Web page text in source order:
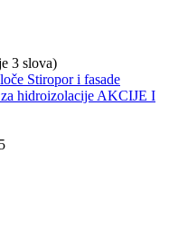
3 slova)
Stiropor i fasade
hidroizolacije AKCIJE I